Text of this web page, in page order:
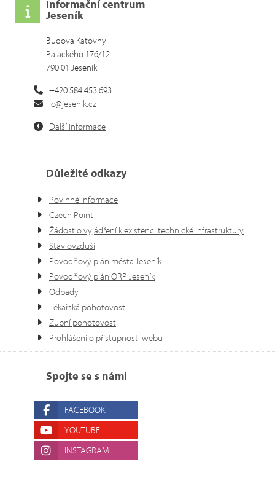
Informační centrum
Jeseník
Budova Katovny
Palackého 176/12
790 01 Jeseník
+420 584 453 693
ic@jesenik.cz
Další informace
Důležité odkazy
Povinné informace
Czech Point
Žádost o vyjádření k existenci technické infrastruktury
Stav ovzduší
Povodňový plán města Jeseník
Povodňový plán ORP Jeseník
Odpady
Lékařská pohotovost
Zubní pohotovost
Prohlášení o přístupnosti webu
Spojte se s námi
FACEBOOK
YOUTUBE
INSTAGRAM